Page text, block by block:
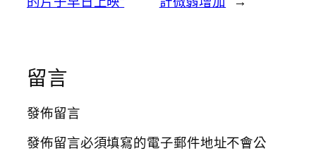
留言
發佈留言
發佈留言必須填寫的電子郵件地址不會公